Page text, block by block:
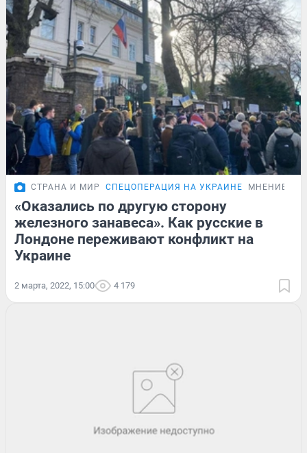
СТРАНА И МИР СПЕЦОПЕРАЦИЯ НА УКРАИНЕ МНЕНИЕ
«Оказались по другую сторону
железного занавеса». Как русские в
Лондоне переживают конфликт на
Украине
2 марта, 2022, 15:00 4 179